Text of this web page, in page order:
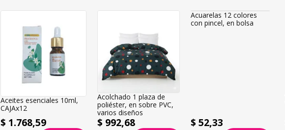
Aceites esenciales 10ml,
CAJAx12
$ 1.768,59
Acolchado 1 plaza de
poliéster, en sobre PVC,
varios diseños
$ 992,68
Acuarelas 12 colores
con pincel, en bolsa
$ 52,33